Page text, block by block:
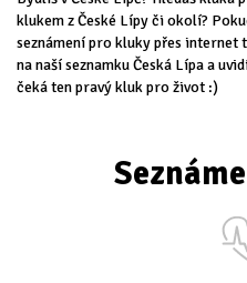
klukem z České Lípy či okolí?
seznámení pro kluky přes internet
na naší seznamku Česká Lípa a
čeká ten pravý kluk pro život :)